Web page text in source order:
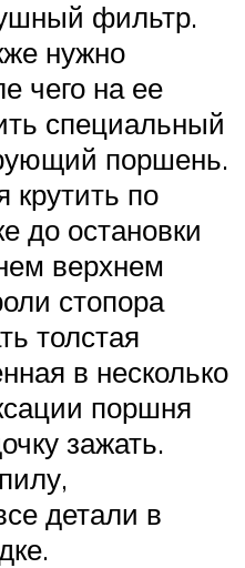
фильтр.
нужно
чего на ее
специальный
поршень.
крутить по
до остановки
верхнем
стопора
толстая
в несколько
поршня
зажать.
детали в